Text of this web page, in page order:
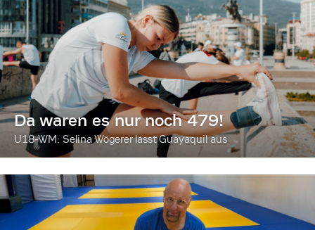
Da waren es nur noch 479!
U18-WM: Selina Wögerer lässt Guayaquil aus